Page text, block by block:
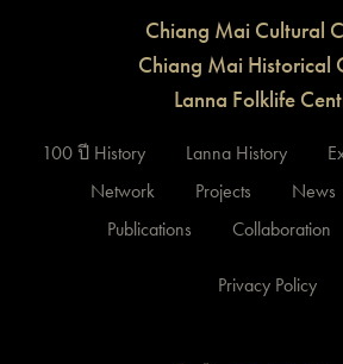
Chiang Mai Cultural
Chiang Mai Historical
Lanna Folklife
100 ปี History Lanna History
Network
Projects News
Publications
Collaboration
Privacy Policy